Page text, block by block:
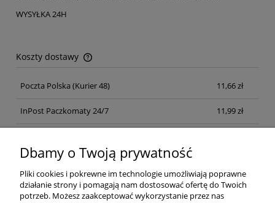
WYSYŁKA 24H
Koszty dostawy
Cena nie zawiera ewentualnych kosztów płatności
Poczta Polska (Kurier 48) 11,66 zł
InPost Paczkomaty 24/7 11,99 zł
Dbamy o Twoją prywatność
Pliki cookies i pokrewne im technologie umożliwiają poprawne
działanie strony i pomagają nam dostosować ofertę do Twoich
potrzeb. Możesz zaakceptować wykorzystanie przez nas